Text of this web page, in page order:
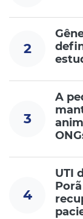
2
3
A
4
UTI